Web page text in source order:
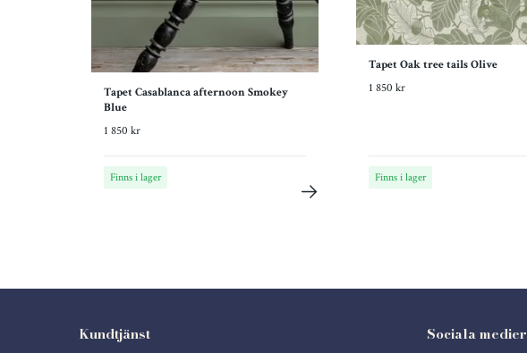
Tapet Casablanca afternoon Smokey
Blue
1 850 kr
Finns i lager
Tapet Oak tree tails Olive
1 850 kr
Finns i lager
Kundtjänst Sociala medier